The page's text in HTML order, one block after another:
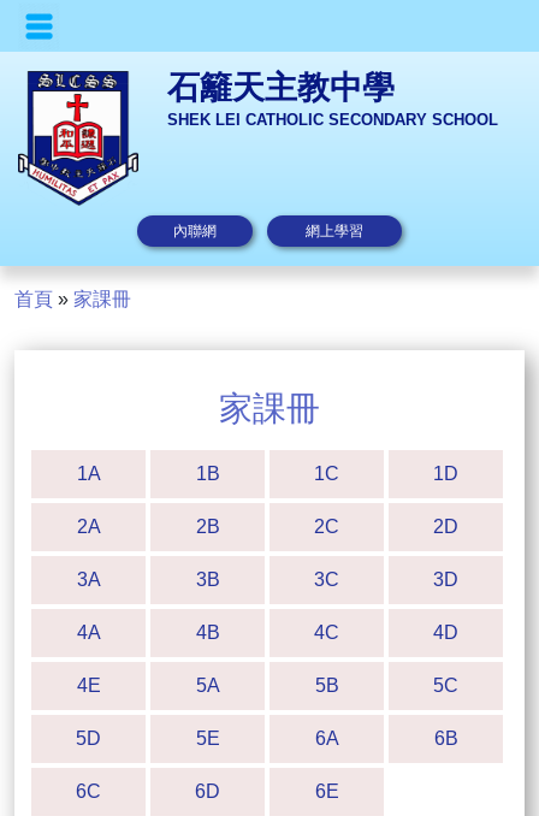
石籬天主教中學
SHEK LEI CATHOLIC SECONDARY SCHOOL
內聯網 網上學習
首頁 » 家課冊
家課冊
1A 1B 1C 1D
2A 2B 2C 2D
3A 3B 3C 3D
4A 4B 4C 4D
4E 5A 5B 5C
5D 5E 6A 6B
6C 6D 6E